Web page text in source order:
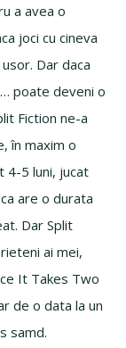
a avea o
joci cu cineva
Dar daca
poate deveni o
Fiction ne-a
în maxim o
4-5 luni, jucat
are o durata
Dar Split
ai mei,
It Takes Two
de o data la un
samd.